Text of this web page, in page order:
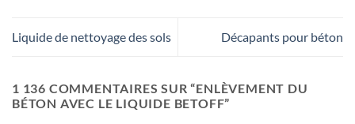
Liquide de nettoyage des sols Décapants pour béton
1 136 COMMENTAIRES SUR “ENLÈVEMENT DU
BÉTON AVEC LE LIQUIDE BETOFF”